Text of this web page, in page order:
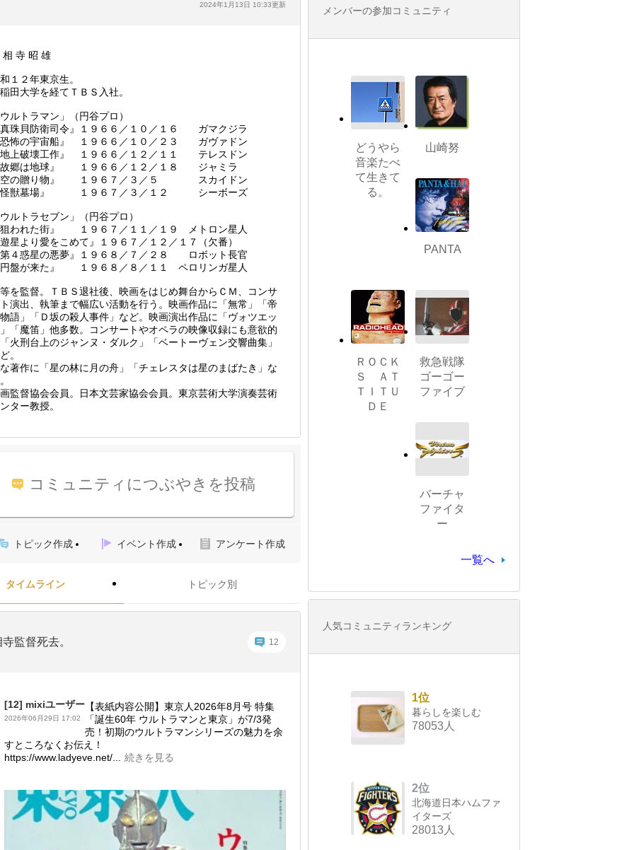
2024年1月13日 10:33更新
相 寺 昭 雄
１２年東京生。
田大学を経てＴＢＳ入社。
ルトラマン」（円谷プロ）
珠貝防衛司令』１９６６／１０／１６ ガマクジラ
怖の宇宙船』 １９６６／１０／２３ ガヴァドン
上破壊工作』 １９６６／１２／１１ テレスドン
郷は地球』 １９６６／１２／１８ ジャミラ
空の贈り物』 １９６７／３／５ スカイドン
怪獣墓場』 １９６７／３／１２ シーボーズ
ルトラセブン」（円谷プロ）
われた街』 １９６７／１１／１９ メトロン星人
星より愛をこめて』１９６７／１２／１７（欠番）
４惑星の悪夢』１９６８／７／２８ ロボット長官
盤が来た』 １９６８／８／１１ ペロリンガ星人
を監督。ＴＢＳ退社後、映画をはじめ舞台からＣＭ、コンサ
演出、執筆まで幅広い活動を行う。映画作品に「無常」「帝
語」「Ｄ坂の殺人事件」など。映画演出作品に「ヴォツエッ
「魔笛」他多数。コンサートやオペラの映像収録にも意欲的
火刑台上のジャンヌ・ダルク」「ベートーヴェン交響曲集」
。
著作に「星の林に月の舟」「チェレスタは星のまばたき」な
監督協会会員。日本文芸家協会会員。東京芸術大学演奏芸術
ター教授。
コミュニティにつぶやきを投稿
トピック作成 イベント作成 アンケート作成
タイムライン トピック別
監督死去。 12
[12] mixiユーザー
2026年06月29日 17:02
【表紙内容公開】東京人2026年8月号 特集
「誕生60年 ウルトラマンと東京」が7/3発
売！初期のウルトラマンシリーズの魅力を余
すところなくお伝え！
https://www.ladyeve.net/...
続きを見る
メンバーの参加コミュニティ
どうやら
音楽たべ
て生きて
る。
山崎努
PANTA
ＲＯＣＫ
Ｓ ＡＴ
ＴＩＴＵ
ＤＥ
救急戦隊
ゴーゴー
ファイブ
バーチャ
ファイタ
ー
一覧へ
人気コミュニティランキング
1位
暮らしを楽しむ
78053人
2位
北海道日本ハムファ
イターズ
28013人